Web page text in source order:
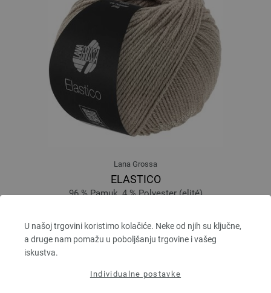
U našoj trgovini koristimo kolačiće. Neke od njih su ključne,
a druge nam pomažu u poboljšanju trgovine i vašeg
iskustva.
Individualne postavke
Lana Grossa
ELASTICO
96 % Pamuk, 4 % Polyester (elité)
Većina igle: 3,5 - 4,5
4,84 $
bez PDV-a, dodatno troškovi za dostavu, Osnovna cijena:
prev next